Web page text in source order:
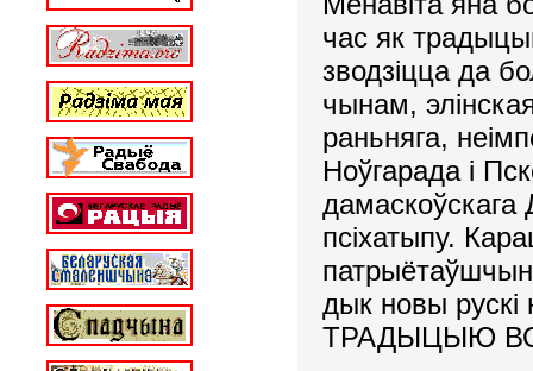
час як
зводзіцца да
чынам,
раньняга,
Ноўгарада і
псіхатыпу.
дык новы
ТРАДЫЦЫЮ